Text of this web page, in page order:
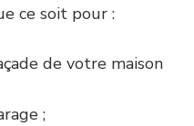
ce soit pour :
de votre maison
;